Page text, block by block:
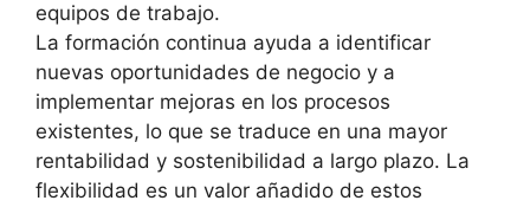
equipos de trabajo.
La formación continua ayuda a identificar
nuevas oportunidades de negocio y a
implementar mejoras en los procesos
existentes, lo que se traduce en una mayor
rentabilidad y sostenibilidad a largo plazo. La
flexibilidad es un valor añadido de estos